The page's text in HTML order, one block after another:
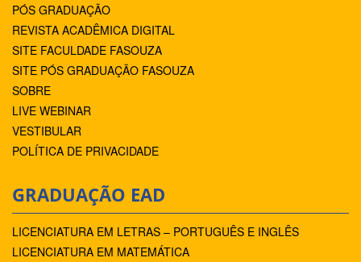
PÓS GRADUAÇÃO
REVISTA ACADÊMICA DIGITAL
SITE FACULDADE FASOUZA
SITE PÓS GRADUAÇÃO FASOUZA
SOBRE
LIVE WEBINAR
VESTIBULAR
POLÍTICA DE PRIVACIDADE
GRADUAÇÃO EAD
LICENCIATURA EM LETRAS – PORTUGUÊS E INGLÊS
LICENCIATURA EM MATEMÁTICA